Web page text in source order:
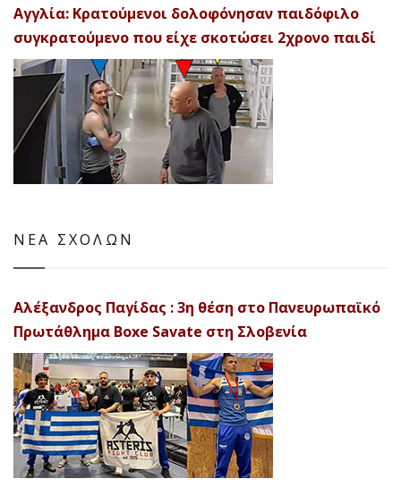
Αγγλία: Κρατούμενοι δολοφόνησαν παιδόφιλο
συγκρατούμενο που είχε σκοτώσει 2χρονο παιδί
ΝΕΑ ΣΧΟΛΩΝ
Αλέξανδρος Παγίδας : 3η θέση στο Πανευρωπαϊκό
Πρωτάθλημα Boxe Savate στη Σλοβενία